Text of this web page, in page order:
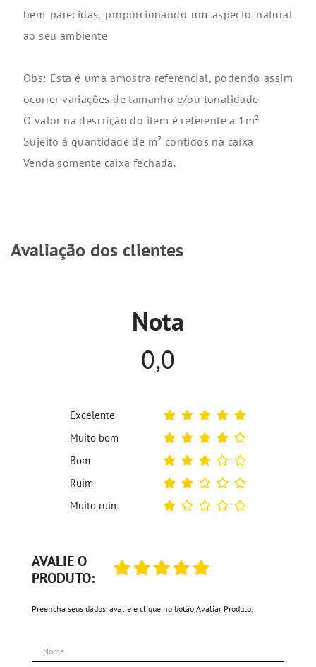
bem parecidas, proporcionando um aspecto natural
ao seu ambiente
Obs: Esta é uma amostra referencial, podendo assim
ocorrer variações de tamanho e/ou tonalidade
O valor na descrição do item é referente a 1m²
Sujeito à quantidade de m² contidos na caixa
Venda somente caixa fechada.
Avaliação dos clientes
AVALIE O
PRODUTO:
Preencha seus dados, avalie e clique no botão Avaliar Produto.
Nota
0,0
Excelente
Muito bom
Bom
Ruim
Muito ruim